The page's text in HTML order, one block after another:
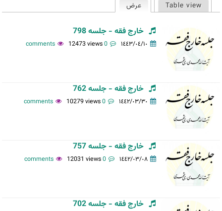
الأساسية
Table view عرض
خارج فقه - جلسه 798
١٤٤٣/٠٤/١٠ 0 comments
12473 views
خارج فقه - جلسه 762
١٤٤٢/٠٣/٣٠ 0 comments
10279 views
خارج فقه - جلسه 757
١٤٤٢/٠٣/٠٨ 0 comments
12031 views
خارج فقه - جلسه 702